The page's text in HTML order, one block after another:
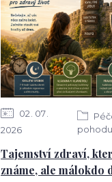
02 07
2026
pohodu
Tajemství zdraví,
známe, ale málokdo